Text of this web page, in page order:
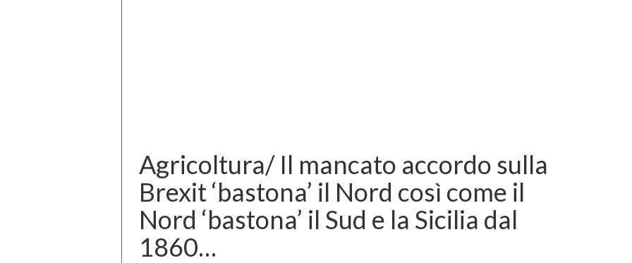
Agricoltura/ Il mancato accordo sulla
Brexit ‘bastona’ il Nord così come il
Nord ‘bastona’ il Sud e la Sicilia dal
1860…